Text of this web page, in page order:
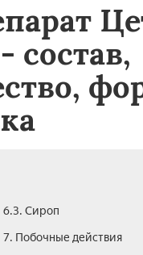
состав,
6.3. Сироп
7. Побочные действия